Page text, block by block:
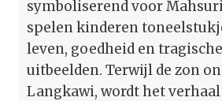
symboliserend voor
spelen kinderen
leven, goedheid en
uitbeelden. Terwijl de zon
Langkawi, wordt het